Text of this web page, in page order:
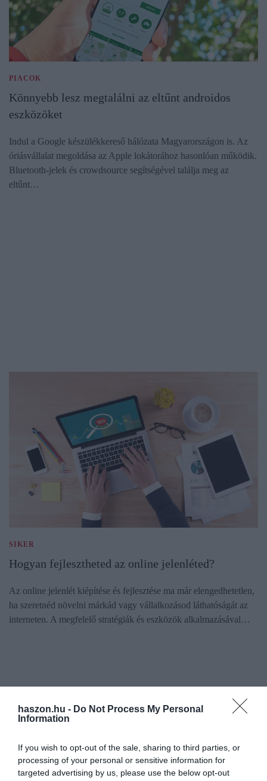
haszon.hu - Do Not Process My Personal
Information
If you wish to opt-out of the sale, sharing to third parties, or
processing of your personal or sensitive information for
targeted advertising by us, please use the below opt-out
PIACOK
Könnyebb lesz megtalálni az eltűnt androidos
eszközöket
Indul a Google készülékkereső hálózata Magyarországon is. Az
óriásvállalat megoldása az Apple lokátorához hasonlóan működik.
Bluetooth-jelek és crowdsource segítségével találja meg az
eltűnt…
SIKER
Hogyan fejlesztheted az online jelenléted?
Az online jelenlét kiépítése és fejlesztése ma már elengedhetetlen,
ha szeretnéd növelni márkád vagy vállalkozásod láthatóságát az
interneten. A megfelelő stratégiák és eszközök alkalmazásával…